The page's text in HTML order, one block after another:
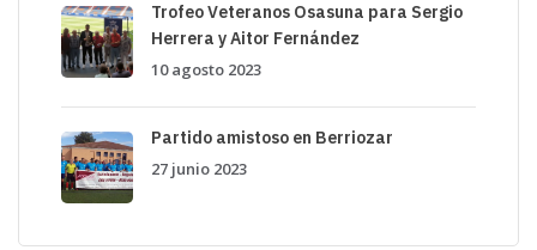
Trofeo Veteranos Osasuna para Sergio
Herrera y Aitor Fernández
10 agosto 2023
Partido amistoso en Berriozar
27 junio 2023